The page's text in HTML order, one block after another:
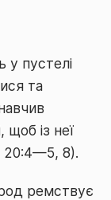
у пустелі
та
із неї
20:4—5, 8).
ремствує